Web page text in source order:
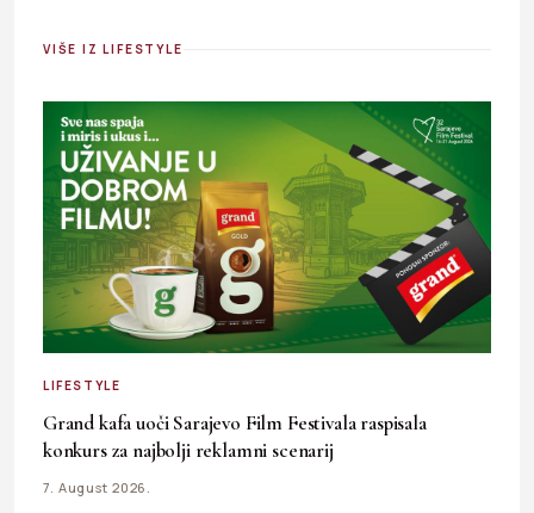
VIŠE IZ LIFESTYLE
LIFESTYLE
Grand kafa uoči Sarajevo Film Festivala raspisala
konkurs za najbolji reklamni scenarij
7. August 2026.